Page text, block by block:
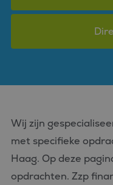
Wij zijn
met specifieke
Haag. Op deze
opdrachten. Zzp